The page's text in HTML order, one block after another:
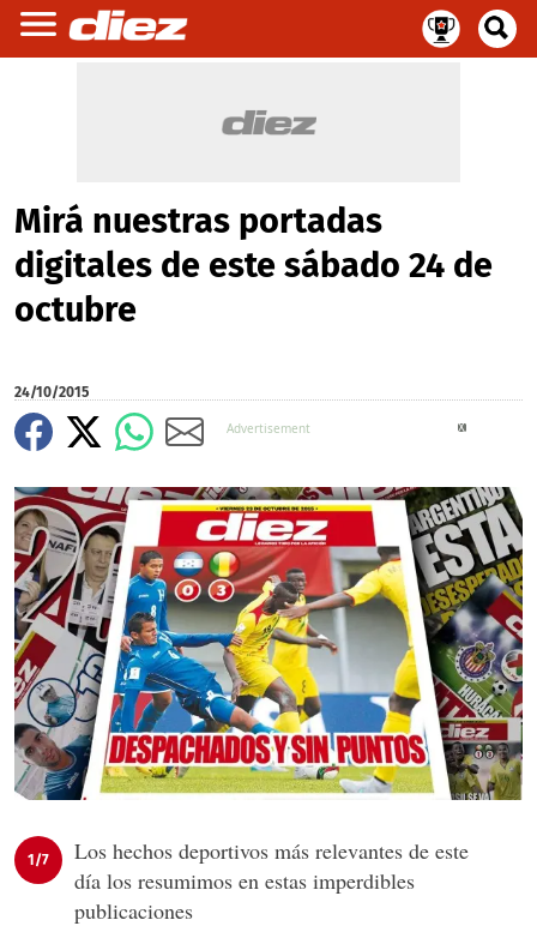
Mirá nuestras portadas
digitales de este sábado 24 de
octubre
24/10/2015
1/7
Los hechos deportivos más relevantes de este
día los resumimos en estas imperdibles
publicaciones
X